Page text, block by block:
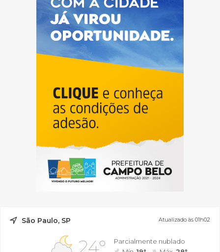
São Paulo, SP Atualizado às 01h02
24°
Parcialmente nublado